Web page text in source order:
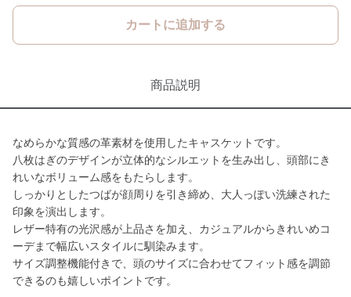
カートに追加する
商品説明
なめらかな質感の革素材を使用したキャスケットです。
八枚はぎのデザインが立体的なシルエットを生み出し、頭部にき
れいなボリューム感をもたらします。
しっかりとしたつばが顔周りを引き締め、大人っぽい洗練された
印象を演出します。
レザー特有の光沢感が上品さを加え、カジュアルからきれいめコ
ーデまで幅広いスタイルに馴染みます。
サイズ調整機能付きで、頭のサイズに合わせてフィット感を調節
できるのも嬉しいポイントです。